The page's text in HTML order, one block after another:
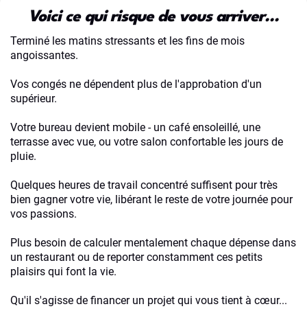
Voici ce qui risque de vous arriver...
Terminé les matins stressants et les fins de mois
angoissantes.
Vos congés ne dépendent plus de l'approbation d'un
supérieur.
Votre bureau devient mobile - un café ensoleillé, une
terrasse avec vue, ou votre salon confortable les jours de
pluie.
Quelques heures de travail concentré suffisent pour très
bien gagner votre vie, libérant le reste de votre journée pour
vos passions.
Plus besoin de calculer mentalement chaque dépense dans
un restaurant ou de reporter constamment ces petits
plaisirs qui font la vie.
Qu'il s'agisse de financer un projet qui vous tient à cœur...